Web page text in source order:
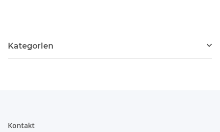
Kategorien
Kontakt